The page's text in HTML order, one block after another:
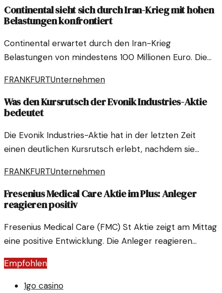
Continental sieht sich durch Iran-Krieg mit hohen
Belastungen konfrontiert
Continental erwartet durch den Iran-Krieg
Belastungen von mindestens 100 Millionen Euro. Die
FRANKFURTUnternehmen
Was den Kursrutsch der Evonik Industries-Aktie
bedeutet
Die Evonik Industries-Aktie hat in der letzten Zeit
einen deutlichen Kursrutsch erlebt, nachdem sie
Fragen zu den zukünftigen Perspektiven des
Unternehmens auf.
FRANKFURTUnternehmen
Fresenius Medical Care Aktie im Plus: Anleger
reagieren positiv
Fresenius Medical Care (FMC) St Aktie zeigt am Mittag
eine positive Entwicklung. Die Anleger reagieren
Unternehmensnachrichten und Marktentwicklungen.
Empfohlen
1go casino